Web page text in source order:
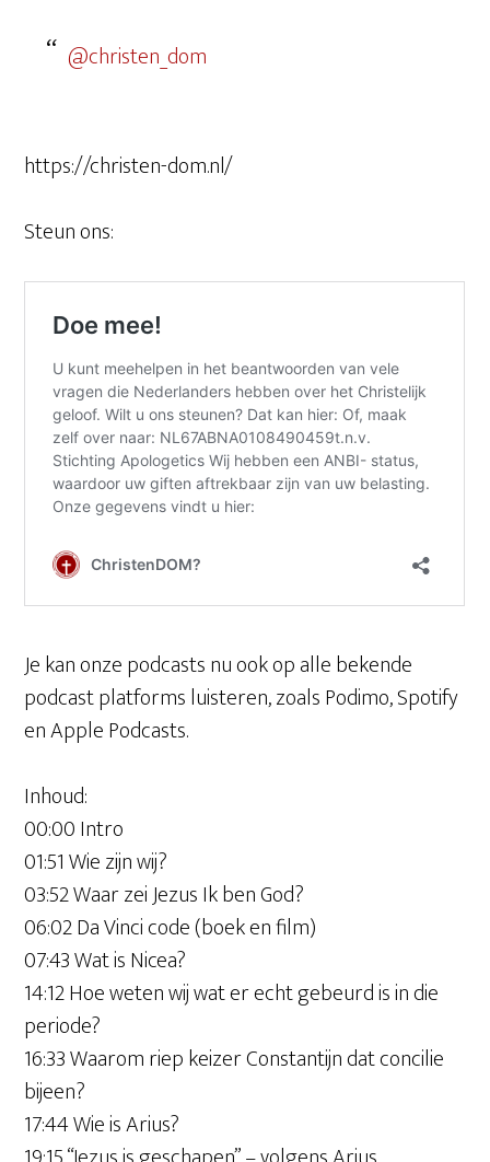
@christen_dom
https://christen-dom.nl/
Steun ons:
Je kan onze podcasts nu ook op alle bekende
podcast platforms luisteren, zoals Podimo, Spotify
en Apple Podcasts.
Inhoud:
00:00 Intro
01:51 Wie zijn wij?
03:52 Waar zei Jezus Ik ben God?
06:02 Da Vinci code (boek en film)
07:43 Wat is Nicea?
14:12 Hoe weten wij wat er echt gebeurd is in die
periode?
16:33 Waarom riep keizer Constantijn dat concilie
bijeen?
17:44 Wie is Arius?